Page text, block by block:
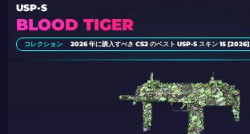
BLOOD TIGER
USP-S
コレクション 2026 年に購入すべき CS2 のベスト USP-S スキン 15 [2026]